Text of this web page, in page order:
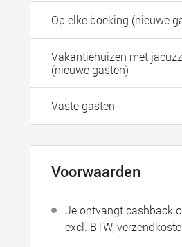
Op elke boeking (nieuwe
Vakantiehuizen met
(nieuwe gasten)
Vaste gasten
Voorwaarden
Je ontvangt cashback
excl. BTW,